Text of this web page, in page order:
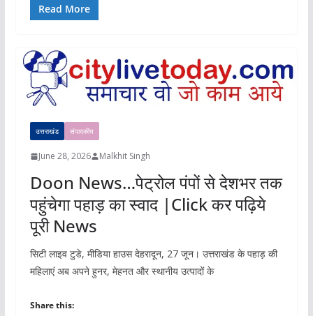
Read More
उत्तराखंड संपादकीय
June 28, 2026 Malkhit Singh
Doon News…पेट्रोल पंपों से देशभर तक
पहुंचेगा पहाड़ का स्वाद |Click कर पढ़िये
पूरी News
सिटी लाइव टुडे, मीडिया हाउस देहरादून, 27 जून। उत्तराखंड के पहाड़ की
महिलाएं अब अपने हुनर, मेहनत और स्थानीय उत्पादों के
Share this: